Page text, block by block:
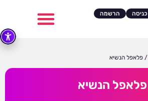
כניסה הרשמה
/ פלאפל הנשיא
פלאפל הנשיא